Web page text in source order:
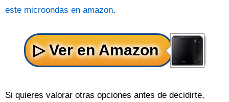
este microondas en amazon.
Si quieres valorar otras opciones antes de decidirte,